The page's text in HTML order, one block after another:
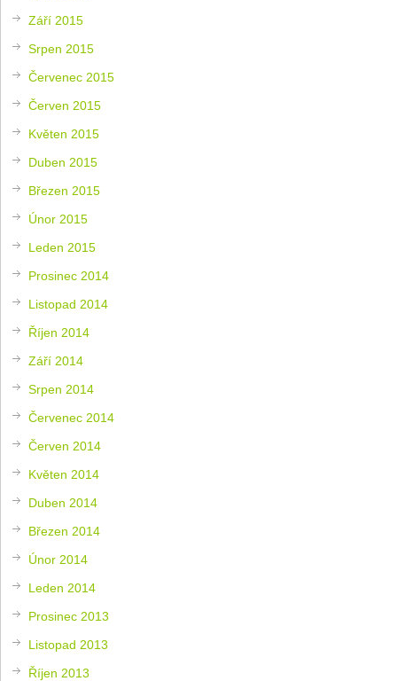
Září 2015
Srpen 2015
Červenec 2015
Červen 2015
Květen 2015
Duben 2015
Březen 2015
Únor 2015
Leden 2015
Prosinec 2014
Listopad 2014
Říjen 2014
Září 2014
Srpen 2014
Červenec 2014
Červen 2014
Květen 2014
Duben 2014
Březen 2014
Únor 2014
Leden 2014
Prosinec 2013
Listopad 2013
Říjen 2013